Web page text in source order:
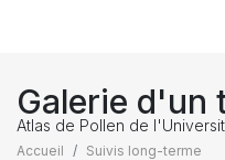
Galerie d'un
Atlas de Pollen de
Accueil
Suivis long-terme